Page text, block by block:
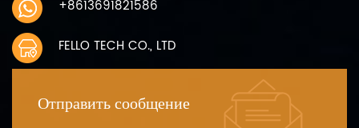
+8613691821586
FELLO TECH CO., LTD
Отправить сообщение